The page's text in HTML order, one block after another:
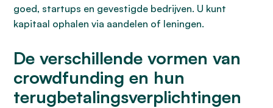
goed, startups en gevestigde bedrijven. U kunt
kapitaal ophalen via aandelen of leningen.
De verschillende vormen van
crowdfunding en hun
terugbetalingsverplichtingen